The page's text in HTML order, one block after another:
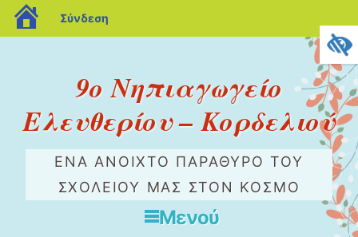
9o Nηπιαγωγείο
Ελευθερίου – Κορδελιού
ΈΝΑ ΑΝΟΙΧΤΌ ΠΑΡΆΘΥΡΟ ΤΟΥ
ΣΧΟΛΕΊΟΥ ΜΑΣ ΣΤΟΝ ΚΌΣΜΟ
Μενού
blogs.sch.gr
Σύνδεση